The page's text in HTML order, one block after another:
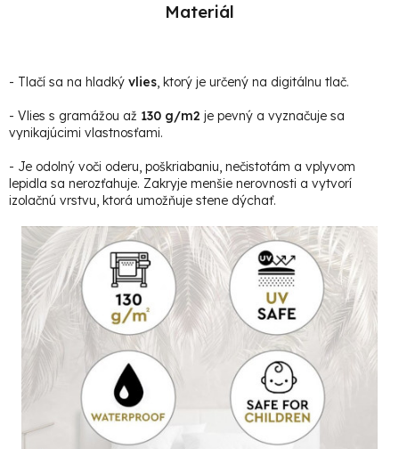
Materiál
- Tlačí sa na hladký vlies, ktorý je určený na digitálnu tlač.
- Vlies s gramážou až 130 g/m2 je pevný a vyznačuje sa
vynikajúcimi vlastnosťami.
- Je odolný voči oderu, poškriabaniu, nečistotám a vplyvom
lepidla sa nerozťahuje. Zakryje menšie nerovnosti a vytvorí
izolačnú vrstvu, ktorá umožňuje stene dýchať.